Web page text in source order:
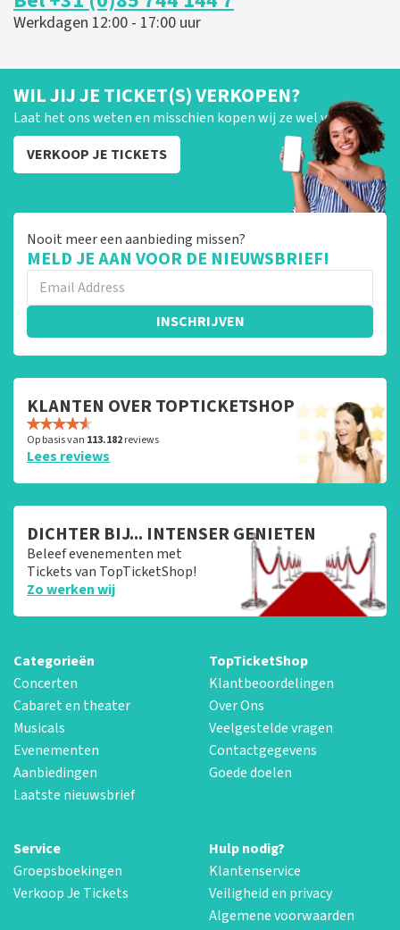
Werkdagen 12:00 - 17:00 uur
WIL JIJ JE TICKET(S) VERKOPEN?
Laat het ons weten en misschien kopen wij ze wel van je!
VERKOOP JE TICKETS
Nooit meer een aanbieding missen?
MELD JE AAN VOOR DE NIEUWSBRIEF!
INSCHRIJVEN
KLANTEN OVER TOPTICKETSHOP
Op basis van 113.182reviews
Lees reviews
DICHTER BIJ... INTENSER GENIETEN
Beleef evenementen met
Tickets van TopTicketShop!
Zo werken wij
Categorieën
Concerten
Cabaret en theater
Musicals
Evenementen
Aanbiedingen
Laatste nieuwsbrief
TopTicketShop
Klantbeoordelingen
Over Ons
Veelgestelde vragen
Contactgegevens
Goede doelen
Service
Groepsboekingen
Verkoop Je Tickets
Hulp nodig?
Klantenservice
Veiligheid en privacy
Algemene voorwaarden